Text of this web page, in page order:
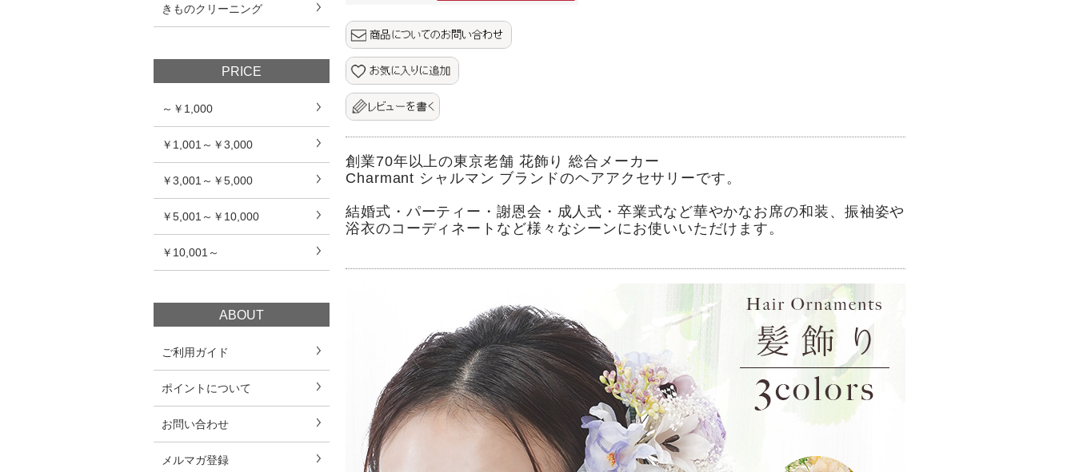
きものクリーニング
PRICE
～￥1,000
￥1,001～￥3,000
￥3,001～￥5,000
￥5,001～￥10,000
￥10,001～
ABOUT
ご利用ガイド
ポイントについて
お問い合わせ
メルマガ登録
創業70年以上の東京老舗 花飾り 総合メーカー
Charmant シャルマン ブランドのヘアアクセサリーです。
結婚式・パーティー・謝恩会・成人式・卒業式など華やかなお席の和装、振袖姿や
浴衣のコーディネートなど様々なシーンにお使いいただけます。